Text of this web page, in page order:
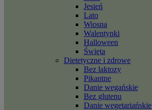
Jesień
Lato
Wiosna
Walentynki
Halloween
Święta
Dietetyczne i zdrowe
Bez laktozy
Pikantne
Danie wegańskie
Bez glutenu
Danie wegetariańskie